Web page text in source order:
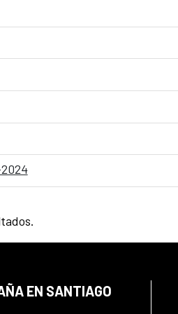
EN SANTIAGO